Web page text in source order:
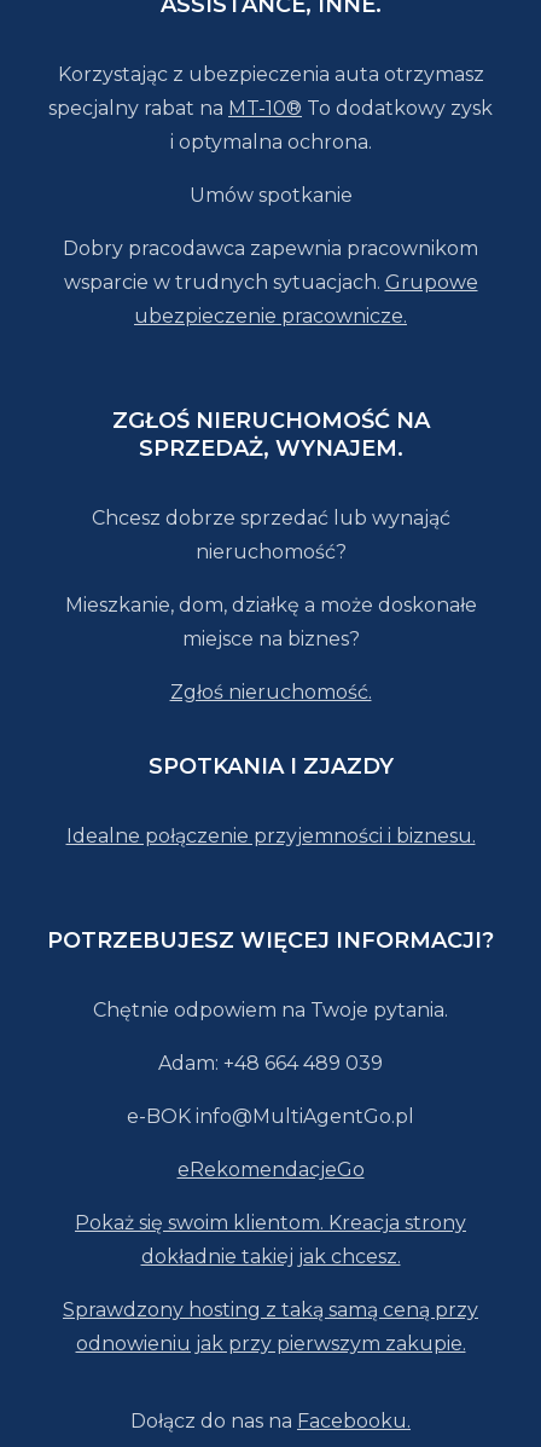
Korzystając z ubezpieczenia auta otrzymasz
specjalny rabat na MT-10® To dodatkowy zysk
i optymalna ochrona.
Umów spotkanie
Dobry pracodawca zapewnia pracownikom
wsparcie w trudnych sytuacjach. Grupowe
ubezpieczenie pracownicze.
ZGŁOŚ NIERUCHOMOŚĆ NA
SPRZEDAŻ, WYNAJEM.
Chcesz dobrze sprzedać lub wynająć
nieruchomość?
Mieszkanie, dom, działkę a może doskonałe
miejsce na biznes?
Zgłoś nieruchomość.
SPOTKANIA I ZJAZDY
Idealne połączenie przyjemności i biznesu.
POTRZEBUJESZ WIĘCEJ INFORMACJI?
Chętnie odpowiem na Twoje pytania.
Adam: +48 664 489 039
e-BOK info@MultiAgentGo.pl
eRekomendacjeGo
Pokaż się swoim klientom. Kreacja strony
dokładnie takiej jak chcesz.
Sprawdzony hosting z taką samą ceną przy
odnowieniu jak przy pierwszym zakupie.
Dołącz do nas na Facebooku.